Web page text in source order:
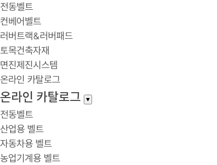
전동벨트
컨베어벨트
러버트랙&러버패드
토목건축자재
면진제진시스템
온라인 카탈로그
온라인 카탈로그 ▼
전동벨트
산업용 벨트
자동차용 벨트
농업기계용 벨트